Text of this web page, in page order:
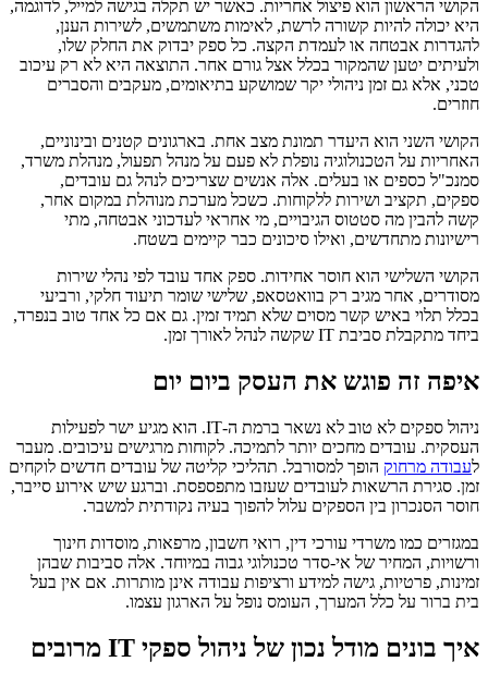
הקושי הראשון הוא פיצול אחריות. כאשר יש תקלה בגישה למייל, לדוגמה,
היא יכולה להיות קשורה לרשת, לאימות משתמשים, לשירות הענן,
להגדרות אבטחה או לעמדת הקצה. כל ספק יבדוק את החלק שלו,
ולעיתים יטען שהמקור בכלל אצל גורם אחר. התוצאה היא לא רק עיכוב
טכני, אלא גם זמן ניהולי יקר שמושקע בתיאומים, מעקבים והסברים
חוזרים.
הקושי השני הוא היעדר תמונת מצב אחת. בארגונים קטנים ובינוניים,
האחריות על הטכנולוגיה נופלת לא פעם על מנהל תפעול, מנהלת משרד,
סמנכ"ל כספים או בעלים. אלה אנשים שצריכים לנהל גם עובדים,
ספקים, תקציב ושירות ללקוחות. כשכל מערכת מנוהלת במקום אחר,
קשה להבין מה סטטוס הגיבויים, מי אחראי לעדכוני אבטחה, מתי
רישיונות מתחדשים, ואילו סיכונים כבר קיימים בשטח.
הקושי השלישי הוא חוסר אחידות. ספק אחד עובד לפי נהלי שירות
מסודרים, אחר מגיב רק בוואטסאפ, שלישי שומר תיעוד חלקי, ורביעי
בכלל תלוי באיש קשר מסוים שלא תמיד זמין. גם אם כל אחד טוב בנפרד,
ביחד מתקבלת סביבת IT שקשה לנהל לאורך זמן.
איפה זה פוגש את העסק ביום יום
ניהול ספקים לא טוב לא נשאר ברמת ה-IT. הוא מגיע ישר לפעילות
העסקית. עובדים מחכים יותר לתמיכה. לקוחות מרגישים עיכובים. מעבר
לעבודה מרחוק הופך למסורבל. תהליכי קליטה של עובדים חדשים לוקחים
זמן. סגירת הרשאות לעובדים שעזבו מתפספסת. וברגע שיש אירוע סייבר,
חוסר הסנכרון בין הספקים עלול להפוך בעיה נקודתית למשבר.
במגזרים כמו משרדי עורכי דין, רואי חשבון, מרפאות, מוסדות חינוך
ורשויות, המחיר של אי-סדר טכנולוגי גבוה במיוחד. אלה סביבות שבהן
זמינות, פרטיות, גישה למידע ורציפות עבודה אינן מותרות. אם אין בעל
בית ברור על כלל המערך, העומס נופל על הארגון עצמו.
איך בונים מודל נכון של ניהול ספקי IT מרובים